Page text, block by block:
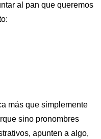
al pan que queremos
más que simplemente
sino pronombres
apunten a algo,